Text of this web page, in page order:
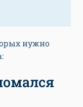
нужно